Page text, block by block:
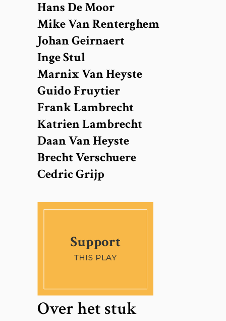
Hans De Moor
Mike Van Renterghem
Johan Geirnaert
Inge Stul
Marnix Van Heyste
Guido Fruytier
Frank Lambrecht
Katrien Lambrecht
Daan Van Heyste
Brecht Verschuere
Cedric Grijp
Over het stuk